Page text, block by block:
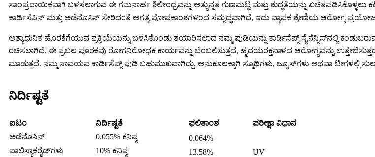
ಸಾಂಪ್ರದಾಯಿಕವಾಗಿ ಬಳಸಲಾಗುವ ಈ ಗಮನಾರ್ಹ ಶಿಲೀಂಧ್ರವನ್ನು ಅತ್ಯುನ್ನತ ಗುಣಮಟ್ಟ ಮತ್ತು ಶುದ್ಧತೆಯನ್ನು ಖಚಿತಪಡಿಸಿಕೊಳ್ಳಲು
ಕಾರ್ಡಿಸೆಪಿನ್ ಮತ್ತು ಅಡೆನೊಸಿನ್ ಸೇರಿದಂತೆ ಅಗತ್ಯ ಪೋಷಕಾಂಶಗಳಿಂದ ಸಮೃದ್ಧವಾಗಿದೆ, ಇದು ವ್ಯಾಪಕ ಶ್ರೇಣಿಯ ಆರೋಗ್ಯ
ಅತ್ಯಾಧುನಿಕ ಹೊರತೆಗೆಯುವ ಪ್ರಕ್ರಿಯೆಯನ್ನು ಬಳಸಿಕೊಂಡು ತಯಾರಿಸಲಾದ ನಮ್ಮ ಪುಡಿಯನ್ನು ಕಾರ್ಡಿಸೆಪ್ಸ್ ಸೈನೆನ್ಸಿಸ್‌ನಲ್ಲಿ
ರಚಿಸಲಾಗಿದೆ. ಈ ಪ್ರಬಲ ಪೂರಕವು ರೋಗನಿರೋಧಕ ಕಾರ್ಯವನ್ನು ಬೆಂಬಲಿಸುತ್ತದೆ, ಹೃದಯರಕ್ತನಾಳದ ಆರೋಗ್ಯವನ್ನು
ಮಾಡುತ್ತದೆ. ನಮ್ಮ ಸಾವಯವ ಕಾರ್ಡಿಸೆಪ್ಸ್ ಪುಡಿ ಬಹುಮುಖವಾಗಿದ್ದು, ಅನುಕೂಲಕ್ಕಾಗಿ ಸ್ಮೂಥಿಗಳು, ಜ್ಯೂಸ್‌ಗಳು ಅಥವಾ ಟೀಗಳಲ್ಲಿ
ನಿರ್ದಿಷ್ಟತೆ
ಐಟಂ ನಿರ್ದಿಷ್ಟತೆ ಫಲಿತಾಂಶ
ಪರೀಕ್ಷಾ ವಿಧಾನ
ಅಡೆನೊಸಿನ್
0.055% ಕನಿಷ್ಠ
0.064%
ಪಾಲಿಸ್ಯಾಕರೈಡ್‌ಗಳು
10% ಕನಿಷ್ಠ 13.58%
UV